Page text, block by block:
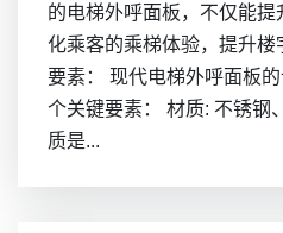
的电梯外呼面板，不仅能
化乘客的乘梯体验，提升
要素： 现代电梯外呼面板
个关键要素： 材质: 不锈钢
质是...